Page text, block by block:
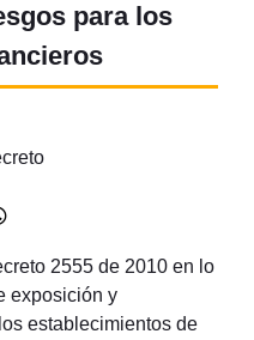
para los
2555 de 2010 en lo
exposición y
establecimientos de